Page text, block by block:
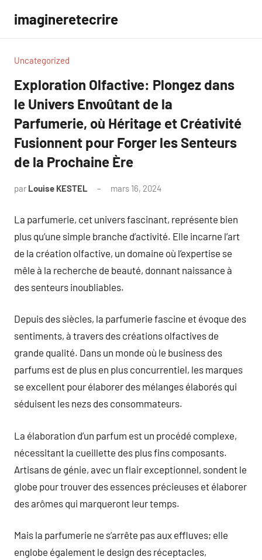
contenu
imagineretecrire
Uncategorized
Exploration Olfactive: Plongez dans
le Univers Envoûtant de la
Parfumerie, où Héritage et Créativité
Fusionnent pour Forger les Senteurs
de la Prochaine Ère
par Louise KESTEL mars 16, 2024
La parfumerie, cet univers fascinant, représente bien
plus qu’une simple branche d’activité. Elle incarne l’art
de la création olfactive, un domaine où l’expertise se
mêle à la recherche de beauté, donnant naissance à
des senteurs inoubliables.
Depuis des siècles, la parfumerie fascine et évoque des
sentiments, à travers des créations olfactives de
grande qualité. Dans un monde où le business des
parfums est de plus en plus concurrentiel, les marques
se excellent pour élaborer des mélanges élaborés qui
séduisent les nezs des consommateurs.
La élaboration d’un parfum est un procédé complexe,
nécessitant la cueillette des plus fins composants.
Artisans de génie, avec un flair exceptionnel, sondent le
globe pour trouver des essences précieuses et élaborer
des arômes qui marqueront leur temps.
Mais la parfumerie ne s’arrête pas aux effluves; elle
englobe également le design des réceptacles,